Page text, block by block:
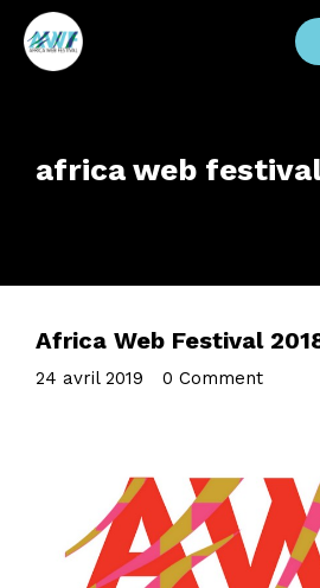
africa web
Africa Web Festival
24 avril 2019 0 Comment